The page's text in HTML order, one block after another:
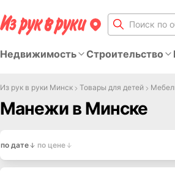
Недвижимость Строительство
Из рук в руки Минск Товары для детей
Манежи в Минске
по дате по цене